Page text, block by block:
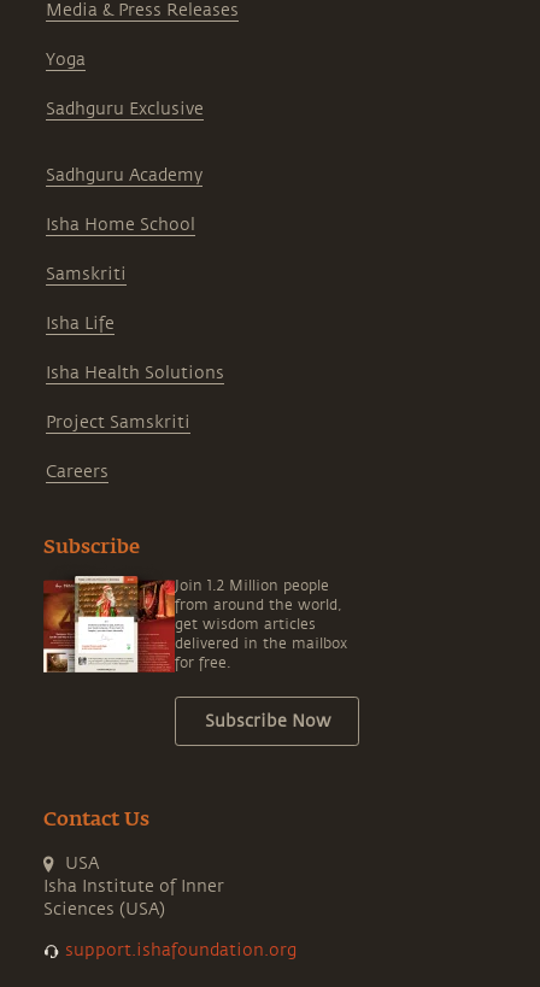
Media & Press Releases
Yoga
Sadhguru Exclusive
Sadhguru Academy
Isha Home School
Samskriti
Isha Life
Isha Health Solutions
Project Samskriti
Careers
Subscribe
Join 1.2 Million people
from around the world,
get wisdom articles
delivered in the mailbox
for free.
Subscribe Now
Contact Us
USA
Isha Institute of Inner
Sciences (USA)
support.ishafoundation.org